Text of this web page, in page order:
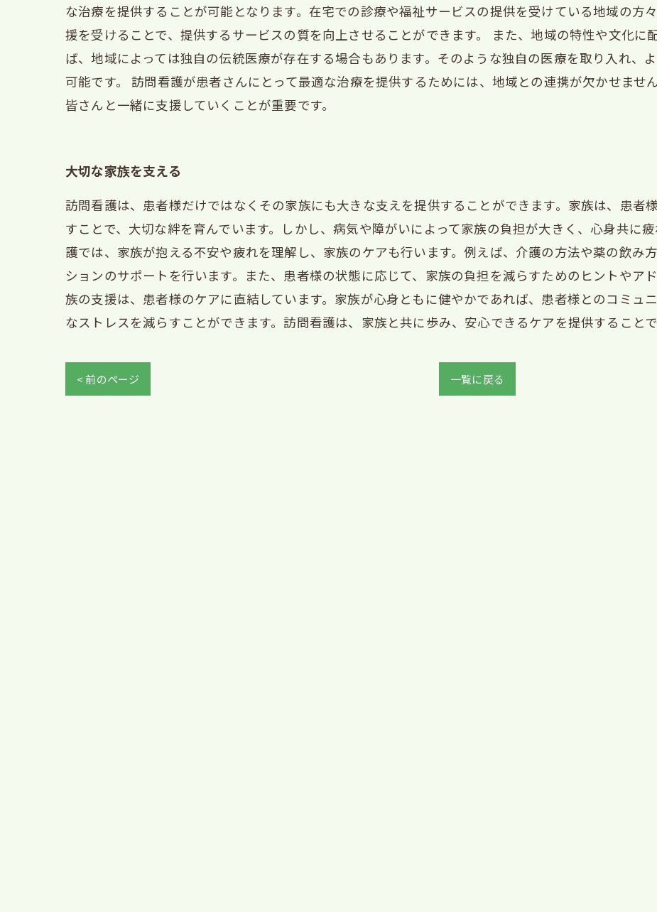
な治療を提供することが可能となります。在宅での診療や福祉サービスの提供を受けている地域の方
援を受けることで、提供するサービスの質を向上させることができます。 また、地域の特性や文化に
ば、地域によっては独自の伝統医療が存在する場合もあります。そのような独自の医療を取り入れ、
可能です。 訪問看護が患者さんにとって最適な治療を提供するためには、地域との連携が欠かせませ
皆さんと一緒に支援していくことが重要です。
大切な家族を支える
訪問看護は、患者様だけではなくその家族にも大きな支えを提供することができます。家族は、患者
すことで、大切な絆を育んでいます。しかし、病気や障がいによって家族の負担が大きく、心身共に
護では、家族が抱える不安や疲れを理解し、家族のケアも行います。例えば、介護の方法や薬の飲み
ションのサポートを行います。また、患者様の状態に応じて、家族の負担を減らすためのヒントやア
族の支援は、患者様のケアに直結しています。家族が心身ともに健やかであれば、患者様とのコミュ
なストレスを減らすことができます。訪問看護は、家族と共に歩み、安心できるケアを提供することで
< 前のページ 一覧に戻る